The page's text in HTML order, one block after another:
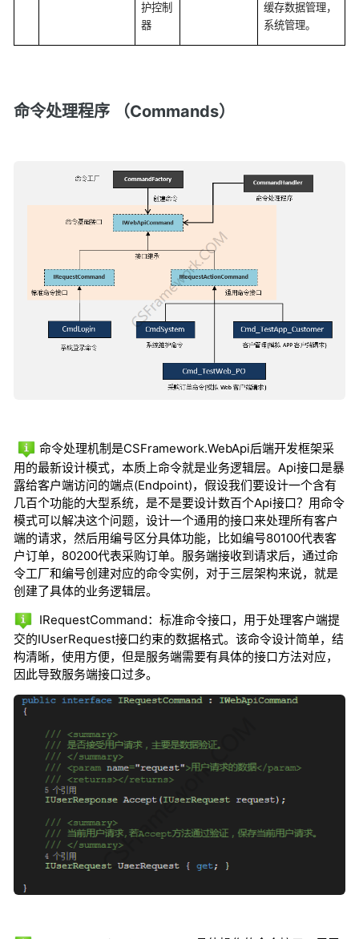
护控制
器
缓存数据管理，
系统管理。
命令处理程序 （Commands）
命令处理机制是CSFramework.WebApi后端开发框架采
用的最新设计模式，本质上命令就是业务逻辑层。Api接口是暴
露给客户端访问的端点(Endpoint)，假设我们要设计一个含有
几百个功能的大型系统，是不是要设计数百个Api接口？用命令
模式可以解决这个问题，设计一个通用的接口来处理所有客户
端的请求，然后用编号区分具体功能，比如编号80100代表客
户订单，80200代表采购订单。服务端接收到请求后，通过命
令工厂和编号创建对应的命令实例，对于三层架构来说，就是
创建了具体的业务逻辑层。
IRequestCommand：标准命令接口，用于处理客户端提
交的IUserRequest接口约束的数据格式。该命令设计简单，结
构清晰，使用方便，但是服务端需要有具体的接口方法对应，
因此导致服务端接口过多。